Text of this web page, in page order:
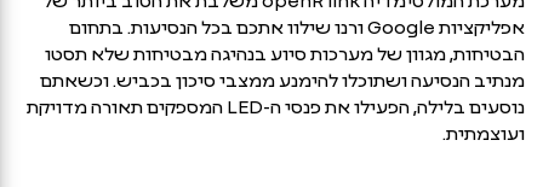
אפליקציות Google ורנו שילוו אתכם בכל הנסיעות. בתחום
הבטיחות, מגוון של מערכות סיוע בנהיגה מבטיחות שלא תסטו
מנתיב הנסיעה ושתוכלו להימנע ממצבי סיכון בכביש. וכשאתם
נוסעים בלילה, הפעילו את פנסי ה-LED המספקים תאורה מדויקת
ועוצמתית.